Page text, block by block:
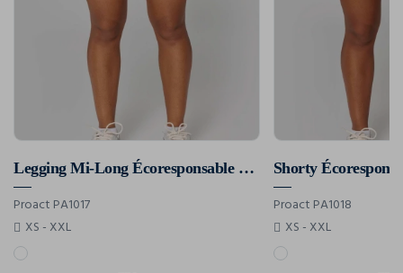
Legging Mi-Long Écoresponsable Femme
Proact PA1017
XS - XXL
Shorty
Proact PA1018
XS - XXL